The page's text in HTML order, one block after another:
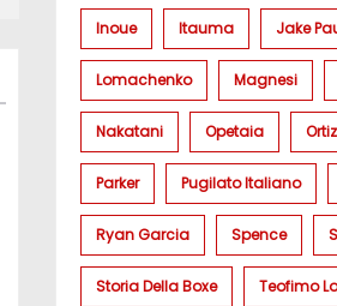
Inoue Itauma Jake
Lomachenko Magnesi
Nakatani Opetaia Ortiz
Parker Pugilato Italiano
Ryan Garcia Spence
Storia Della Boxe Teofimo